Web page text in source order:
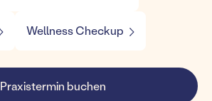
Wellness Checkup
Praxistermin buchen